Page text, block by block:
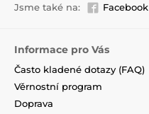
Jsme také na: Facebook
Informace pro Vás
Často kladené dotazy (FAQ)
Věrnostní program
Doprava